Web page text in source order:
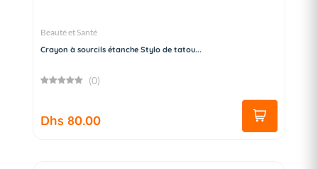
Beauté et Santé
Crayon à sourcils étanche Stylo de tatou...
(0)
Dhs 80.00